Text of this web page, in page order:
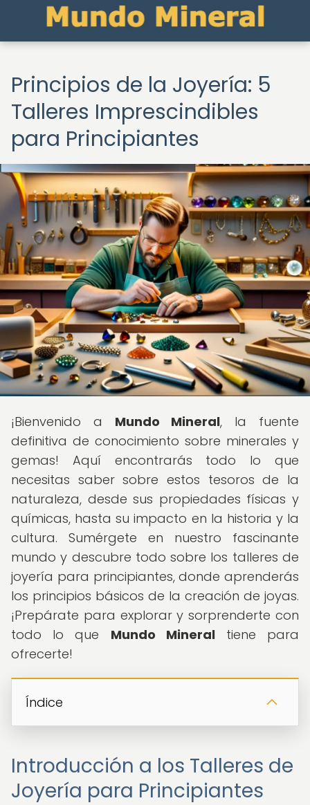
Principios de la Joyería: 5
Talleres Imprescindibles
para Principiantes
¡Bienvenido a Mundo Mineral, la fuente
definitiva de conocimiento sobre minerales y
gemas! Aquí encontrarás todo lo que
necesitas saber sobre estos tesoros de la
naturaleza, desde sus propiedades físicas y
químicas, hasta su impacto en la historia y la
cultura. Sumérgete en nuestro fascinante
mundo y descubre todo sobre los talleres de
joyería para principiantes, donde aprenderás
los principios básicos de la creación de joyas.
¡Prepárate para explorar y sorprenderte con
todo lo que Mundo Mineraltiene para
ofrecerte!
Índice
Introducción a los Talleres de
Joyería para Principiantes